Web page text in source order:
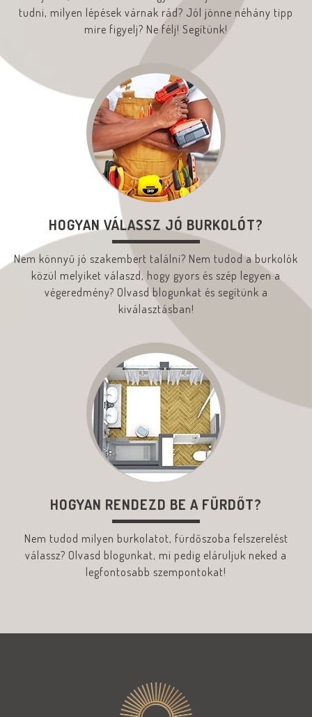
tudni, milyen lépések várnak rád? Jól jönne néhány tipp
mire figyelj? Ne félj! Segítünk!
HOGYAN VÁLASSZ JÓ BURKOLÓT?
Nem könnyű jó szakembert találni? Nem tudod a burkolók
közül melyiket válaszd, hogy gyors és szép legyen a
végeredmény? Olvasd blogunkat és segítünk a
kiválasztásban!
HOGYAN RENDEZD BE A FÜRDŐT?
Nem tudod milyen burkolatot, fürdőszoba felszerelést
válassz? Olvasd blogunkat, mi pedig eláruljuk neked a
legfontosabb szempontokat!